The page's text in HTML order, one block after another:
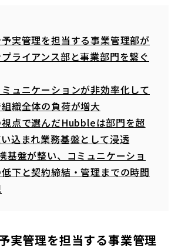
実管理を担当する事業管理部が
ライアンス部と事業部門を繋ぐ
ュニケーションが非効率化して
織全体の負荷が増大
点で選んだHubbleは部門を超
込まれ業務基盤として浸透
基盤が整い、コミュニケーショ
下と契約締結・管理までの時間
実管理を担当する事業管理